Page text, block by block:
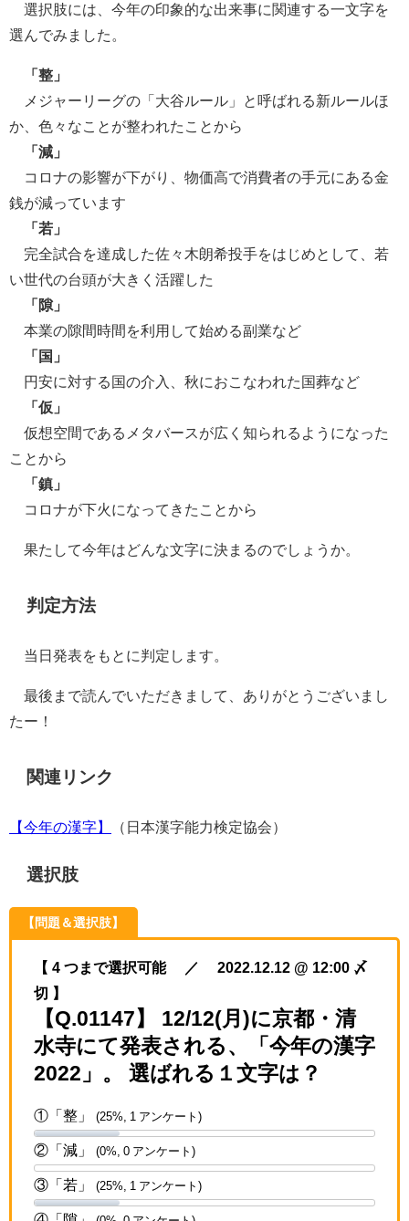
選択肢には、今年の印象的な出来事に関連する一文字を
選んでみました。
「整」
メジャーリーグの「大谷ルール」と呼ばれる新ルールほ
か、色々なことが整われたことから
「減」
コロナの影響が下がり、物価高で消費者の手元にある金
銭が減っています
「若」
完全試合を達成した佐々木朗希投手をはじめとして、若
い世代の台頭が大きく活躍した
「隙」
本業の隙間時間を利用して始める副業など
「国」
円安に対する国の介入、秋におこなわれた国葬など
「仮」
仮想空間であるメタバースが広く知られるようになった
ことから
「鎮」
コロナが下火になってきたことから
果たして今年はどんな文字に決まるのでしょうか。
判定方法
当日発表をもとに判定します。
最後まで読んでいただきまして、ありがとうございまし
たー！
関連リンク
【今年の漢字】 （日本漢字能力検定協会）
選択肢
【問題＆選択肢】
【 4 つまで選択可能 ／ 2022.12.12 @ 12:00 〆
切 】
【Q.01147】 12/12(月)に京都・清
水寺にて発表される、「今年の漢字
2022」。 選ばれる１文字は？
①「整」 (25%, 1 アンケート)
②「減」 (0%, 0 アンケート)
③「若」 (25%, 1 アンケート)